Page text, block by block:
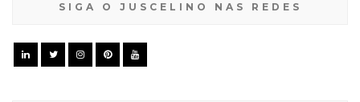
SIGA O JUSCELINO NAS REDES